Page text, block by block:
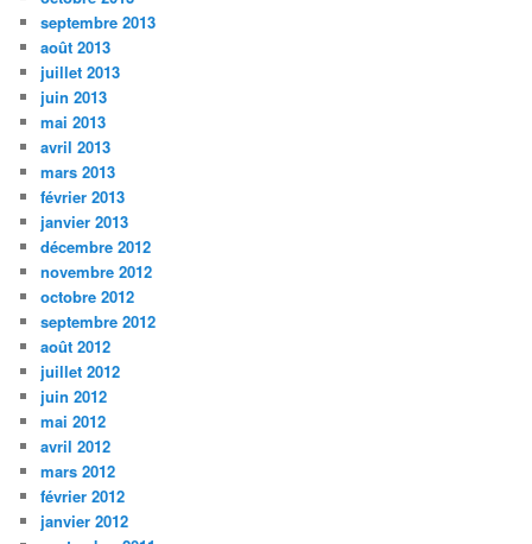
septembre 2013
août 2013
juillet 2013
juin 2013
mai 2013
avril 2013
mars 2013
février 2013
janvier 2013
décembre 2012
novembre 2012
octobre 2012
septembre 2012
août 2012
juillet 2012
juin 2012
mai 2012
avril 2012
mars 2012
février 2012
janvier 2012